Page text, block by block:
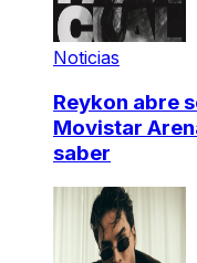
Noticias
Reykon abre
Movistar
saber